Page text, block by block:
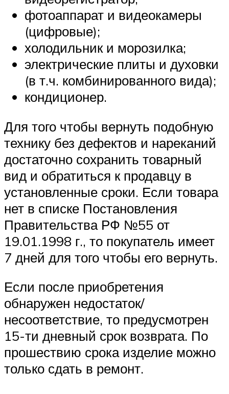
фотоаппарат и видеокамеры
(цифровые);
холодильник и морозилка;
электрические плиты и духовки
(в т.ч. комбинированного вида);
кондиционер.
Для того чтобы вернуть подобную
технику без дефектов и нареканий
достаточно сохранить товарный
вид и обратиться к продавцу в
установленные сроки. Если товара
нет в списке Постановления
Правительства РФ №55 от
19.01.1998 г., то покупатель имеет
7 дней для того чтобы его вернуть.
Если после приобретения
обнаружен недостаток/
несоответствие, то предусмотрен
15-ти дневный срок возврата. По
прошествию срока изделие можно
только сдать в ремонт.